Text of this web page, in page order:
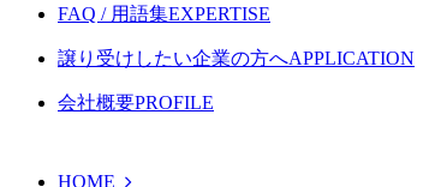
FAQ / 用語集EXPERTISE
譲り受けしたい企業の方へAPPLICATION
会社概要PROFILE
HOME